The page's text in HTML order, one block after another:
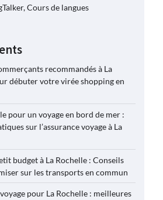
Cours de langues
recommandés à La
débuter votre virée shopping en
pour un voyage en bord de mer :
sur l’assurance voyage à La
budget à La Rochelle : Conseils
sur les transports en commun
pour La Rochelle : meilleures